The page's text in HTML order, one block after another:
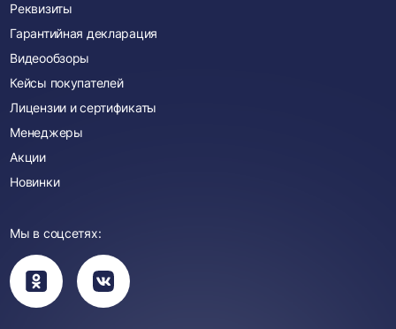
Реквизиты
Гарантийная декларация
Видеообзоры
Кейсы покупателей
Лицензии и сертификаты
Менеджеры
Акции
Новинки
Мы в соцсетях:
Вы
перейдете
в
группу
Вы
перейдете
в
группу